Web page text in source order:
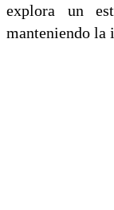
explora un
manteniendo la